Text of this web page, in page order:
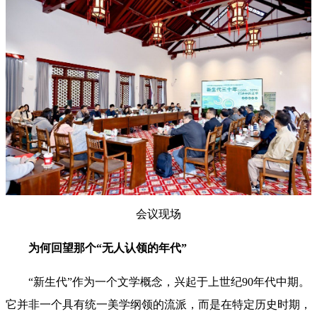
会议现场
为何回望那个“无人认领的年代”
“新生代”作为一个文学概念，兴起于上世纪90年代中期。
它并非一个具有统一美学纲领的流派，而是在特定历史时期，